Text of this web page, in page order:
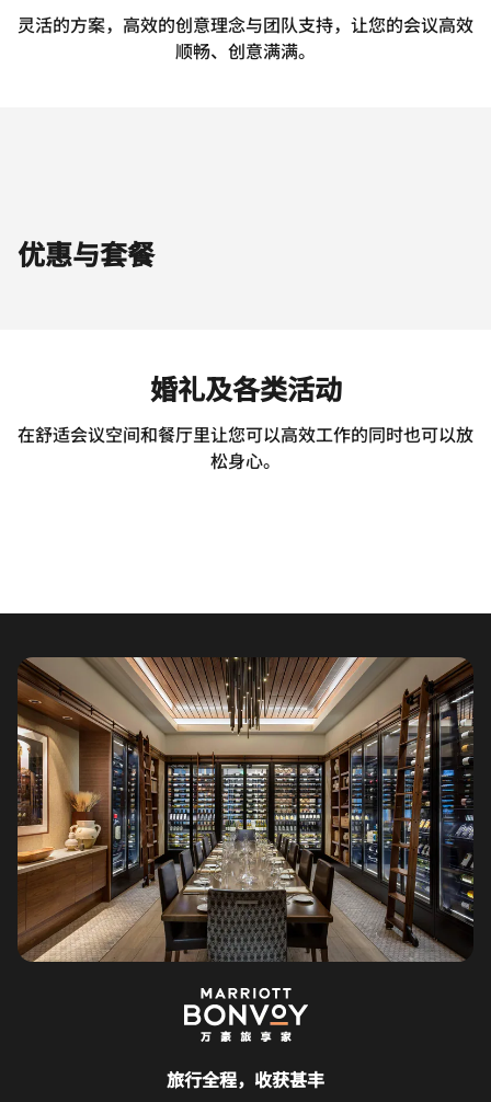
灵活的方案，高效的创意理念与团队支持，让您的会议高效
顺畅、创意满满。
优惠与套餐
婚礼及各类活动
在舒适会议空间和餐厅里让您可以高效工作的同时也可以放
松身心。
旅行全程，收获甚丰